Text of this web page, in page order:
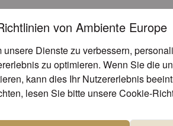
von Ambiente Europe
Dienste zu verbessern,
zu optimieren. Wenn Sie die
kann dies Ihr Nutzererlebnis
lesen Sie bitte unsereCookie-